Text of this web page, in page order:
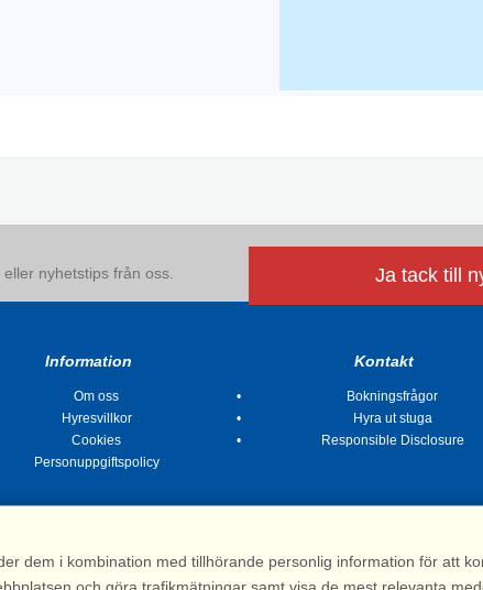
nyhetstips från oss. Ja tack till
Information
Om oss
Hyresvillkor
Cookies
Personuppgiftspolicy
Kontakt
Bokningsfrågor
Hyra ut stuga
Responsible Disclosure
dem i kombination med tillhörande personlig information för att
och göra trafikmätningar samt visa de mest relevanta